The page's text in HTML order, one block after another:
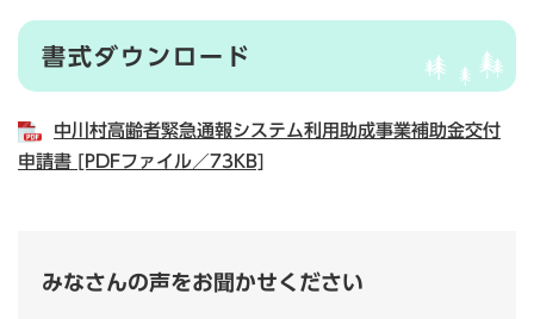
書式ダウンロード
中川村高齢者緊急通報システム利用助成事業補助金交付
申請書 [PDFファイル／73KB]
みなさんの声をお聞かせください